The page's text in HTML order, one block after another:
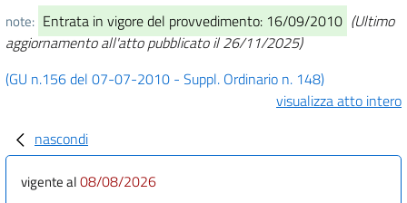
note: Entrata in vigore del provvedimento: 16/09/2010 (Ultimo
aggiornamento all'atto pubblicato il 26/11/2025)
(GU n.156 del 07-07-2010 - Suppl. Ordinario n. 148)
visualizza atto intero
nascondi
vigente al08/08/2026